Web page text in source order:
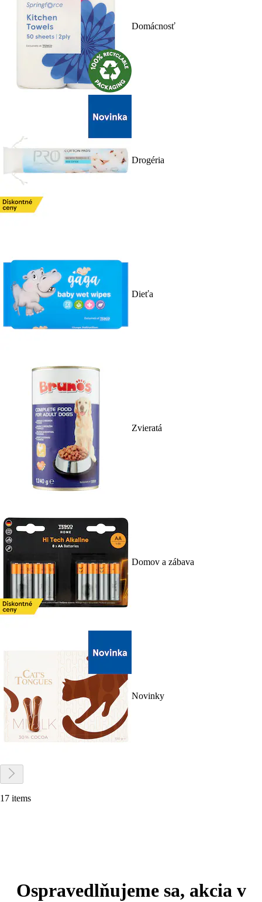
Domácnosť
Drogéria
Dieťa
Zvieratá
Domov a zábava
Novinky
17 items
Ospravedlňujeme sa, akcia v